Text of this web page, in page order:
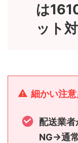
は
ット
細かい注意
配送業者
NG→通